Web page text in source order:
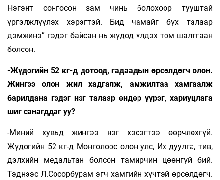
Нэгэнт сонгосон зам чинь болохоор тууштай
үргэлжлүүлэх хэрэгтэй. Бид чамайг бүх талаар
дэмжинэ” гэдэг байсан нь жүдод үлдэх том шалтгаан
болсон.
-Жүдогийн 52 кг-д дотоод, гадаадын өр­сөлдөгч олон.
Жингээ олон жил хадгалж, амжилтаа хамгаалж
барилдана гэдэг нэг талаар өндөр үүрэг, хариуцлага
шиг са­нагддаг уу?
-Миний хувьд жингээ нэг хэсэгтээ өөрчлөхгүй.
Жүдогийн 52 кг-д Монголоос олон улс, Их дуулга, тив,
дэлхийн медальтан болсон тамирчин цөөнгүй бий.
Тэднээс Л.Сосорбурам эгч хамгийн хүчтэй өрсөлдөгч.